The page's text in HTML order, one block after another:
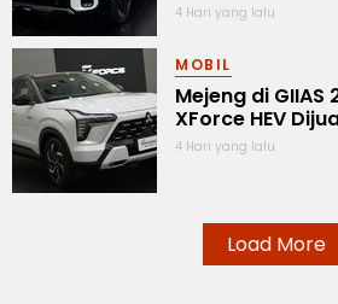
4 Hari yang lalu
MOBIL
Mejeng di GIIAS
XForce HEV
4 Hari yang lalu
Load More